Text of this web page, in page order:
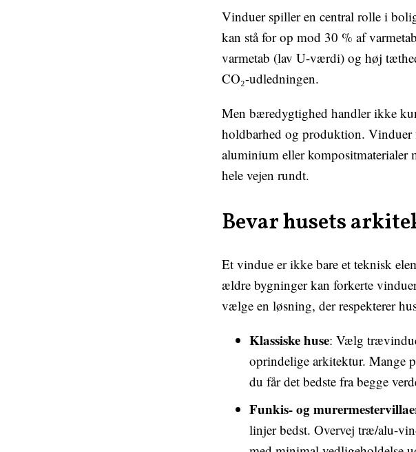
Vinduer spiller en central rolle i
kan stå for op mod 30 % af
varmetab (lav U-værdi) og høj
CO₂-udledningen.
Men bæredygtighed handler ikke
holdbarhed og produktion. Vinduer
aluminium eller
hele vejen rundt.
Bevar husets
Et vindue er ikke bare et teknisk
ældre bygninger kan forkerte
vælge en løsning, der respekterer
Klassiske huse: Vælg
oprindelige arkitektur. Mange
du får det bedste fra begge
Funkis- og
linjer bedst. Overvej træ/alu-